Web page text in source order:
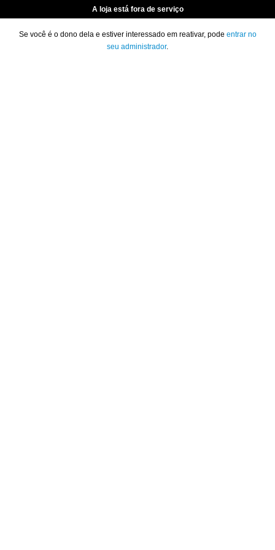
A loja está fora de serviço
Se você é o dono dela e estiver interessado em reativar, pode entrar no
seu administrador.